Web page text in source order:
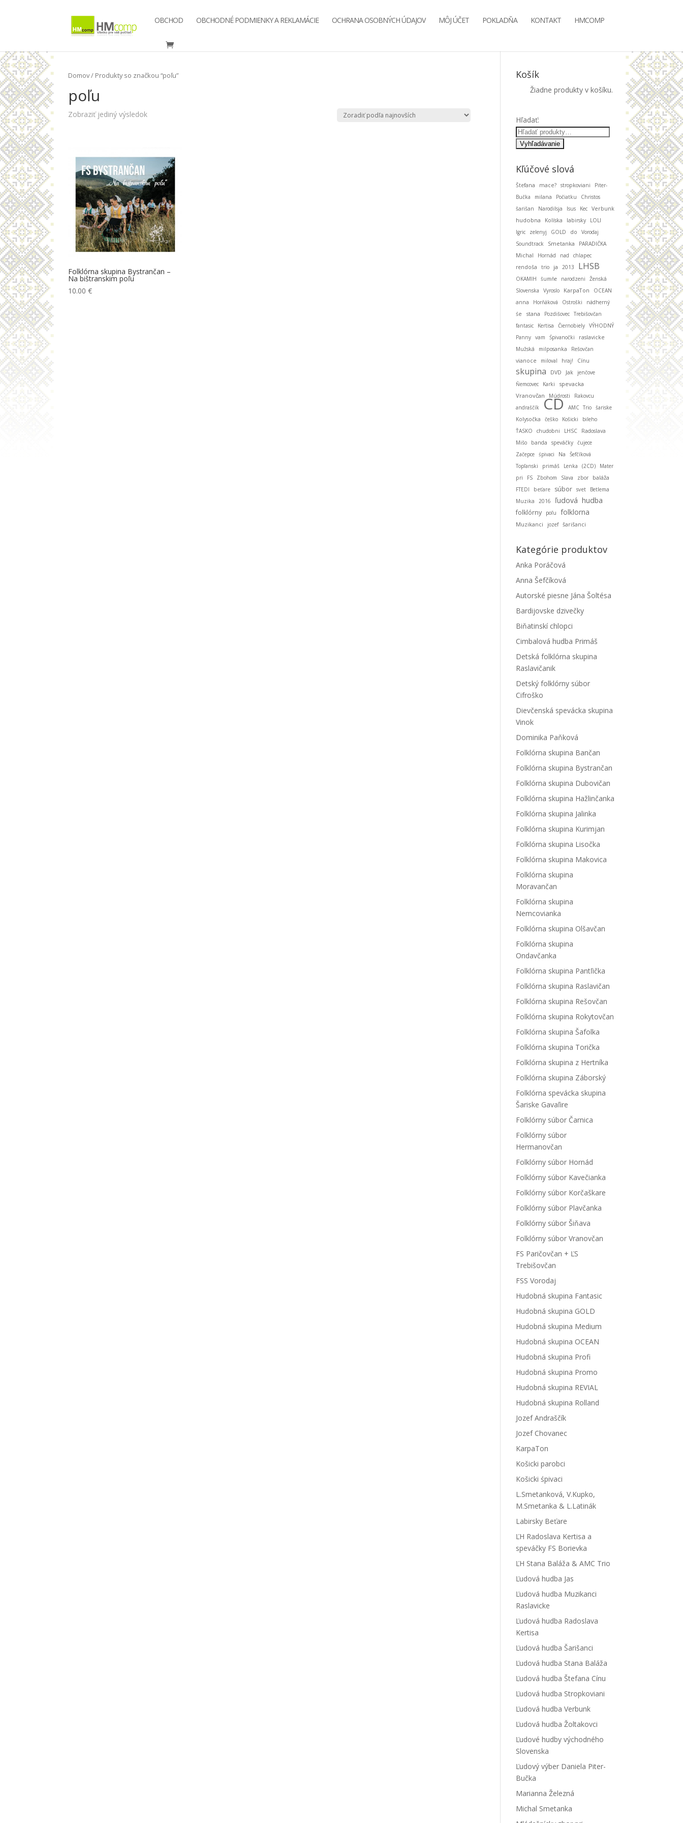
OBCHOD OBCHODNÉ PODMIENKY A REKLAMÁCIE OCHRANA OSOBNÝCH ÚDAJOV MÔJ ÚČET POKLADŇA KONTAKT HMCOMP
Domov/ Produkty so značkou “poľu”
poľu
Zobraziť jediný výsledok
Folklórna skupina Bystrančan –
Na bištranskim poľu
10.00€
Košík
Žiadne produkty v košíku.
Hľadať:
Kľúčové slová
Štefana mace? stropkoviani
Piter-
Bučka
milana Počiatku
Christos
šarišan
Narodilsja Isus Kec Verbunk
hudobna Kolíska labirsky
LOLI
Igric
zelenyj GOLD do
Vorodaj
Soundtrack
Smetanka PARADIČKA
Michal Hornád nad
chlapec
rendoša
trio ja 2013 LHSB
OKAMIH šumňe narodzeni
Ženská
Slovenska
Vyroslo KarpaTon
OCEAN
anna
Horňáková Ostroški
nádherný
śe
stana Pozdišovec Trebišovčan
fantasic
Kertisa Čiernobiely VÝHODNÝ
Panny vam Śpivanočki
raslavicke
Mužská
milposanka
Rešovčan
vianoce
miloval hraj! Cínu
skupina DVD Jak
jenčove
Ňemcovec
Karki
spevacka
Vranovčan
Múdrosti
Rakovcu
andraščík
CD AMC Trio šariske
Kolysočka
češko Košicki
bileho
ŤASKO
chudobni LHSC
Radoslava
Mišo
banda speváčky čujece
Začepce śpivaci Na
Šefčíková
Topľanski
primáš Lenka (2CD)
Mater
pri
FS Zbohom Slava zbor baláža
FTEDI beťare súbor svet
Betlema
Muzika
2016 ľudová hudba
folklórny poľu folklorna
Muzikanci jozef šarišanci
Kategórie produktov
Anka Poráčová
Anna Šefčíková
Autorské piesne Jána Šoltésa
Bardijovske dzivečky
Biňatinskí chlopci
Cimbalová hudba Primáš
Detská folklórna skupina
Raslavičanik
Detský folklórny súbor
Cifroško
Dievčenská spevácka skupina
Vinok
Dominika Paňková
Folklórna skupina Bančan
Folklórna skupina Bystrančan
Folklórna skupina Dubovičan
Folklórna skupina Hažlinčanka
Folklórna skupina Jalinka
Folklórna skupina Kurimjan
Folklórna skupina Lisočka
Folklórna skupina Makovica
Folklórna skupina
Moravančan
Folklórna skupina
Nemcovianka
Folklórna skupina Olšavčan
Folklórna skupina
Ondavčanka
Folklórna skupina Pantľička
Folklórna skupina Raslavičan
Folklórna skupina Rešovčan
Folklórna skupina Rokytovčan
Folklórna skupina Šafolka
Folklórna skupina Torička
Folklórna skupina z Hertníka
Folklórna skupina Záborský
Folklórna spevácka skupina
Šariske Gavaľire
Folklórny súbor Čarnica
Folklórny súbor
Hermanovčan
Folklórny súbor Hornád
Folklórny súbor Kavečianka
Folklórny súbor Korčaškare
Folklórny súbor Plavčanka
Folklórny súbor Šiňava
Folklórny súbor Vranovčan
FS Paričovčan + ĽS
Trebišovčan
FSS Vorodaj
Hudobná skupina Fantasic
Hudobná skupina GOLD
Hudobná skupina Medium
Hudobná skupina OCEAN
Hudobná skupina Profi
Hudobná skupina Promo
Hudobná skupina REVIAL
Hudobná skupina Rolland
Jozef Andraščík
Jozef Chovanec
KarpaTon
Košicki parobci
Košicki śpivaci
L.Smetanková, V.Kupko,
M.Smetanka & L.Latinák
Labirsky Beťare
ĽH Radoslava Kertisa a
speváčky FS Borievka
ĽH Stana Baláža & AMC Trio
Ľudová hudba Jas
Ľudová hudba Muzikanci
Raslavicke
Ľudová hudba Radoslava
Kertisa
Ľudová hudba Šarišanci
Ľudová hudba Stana Baláža
Ľudová hudba Štefana Cínu
Ľudová hudba Stropkoviani
Ľudová hudba Verbunk
Ľudová hudba Žoltakovci
Ľudové hudby východného
Slovenska
Ľudový výber Daniela Piter-
Bučka
Marianna Železná
Michal Smetanka